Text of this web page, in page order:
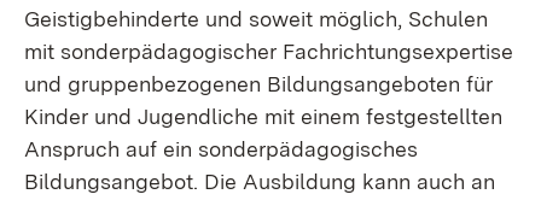
Geistigbehinderte und soweit möglich, Schulen
mit sonderpädagogischer Fachrichtungsexpertise
und gruppenbezogenen Bildungsangeboten für
Kinder und Jugendliche mit einem festgestellten
Anspruch auf ein sonderpädagogisches
Bildungsangebot. Die Ausbildung kann auch an